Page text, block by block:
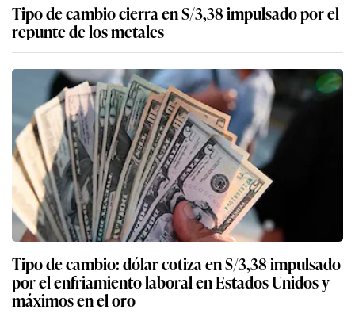
Tipo de cambio cierra en S/3,38 impulsado por el
repunte de los metales
Tipo de cambio: dólar cotiza en S/3,38 impulsado
por el enfriamiento laboral en Estados Unidos y
máximos en el oro